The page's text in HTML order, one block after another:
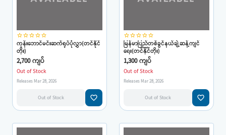
star_borderstar_borderstar_borderstar_borderstar_border
ကုန်းဘောင်မင်းဆက်ရုပ်ပုံလွှာ(တင်နိုင်
တိုး)
2,700 ကျပ်
Out of Stock
Releases Mar 28, 2026
Out of Stock favorite_border
star_borderstar_borderstar_borderstar_borderstar_border
မြန်မာပြည်တစ်ခွင်နယ်ချဲ့ဆန့်ကျင်
ရေး(တင်နိုင်တိုး)
1,300 ကျပ်
Out of Stock
Releases Mar 28, 2026
Out of Stock favorite_border